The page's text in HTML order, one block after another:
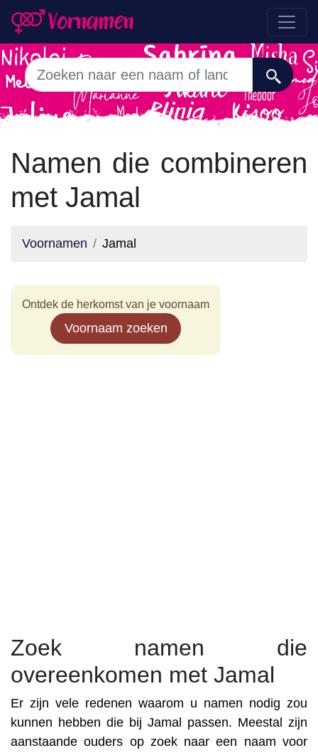
Namen die combineren
met Jamal
Voornamen Jamal
Ontdek de herkomst van je voornaam
Voornaam zoeken
Zoek namen die
overeenkomen met Jamal
Er zijn vele redenen waarom u namen nodig zou
kunnen hebben die bij Jamal passen. Meestal zijn
aanstaande ouders op zoek naar een naam voor